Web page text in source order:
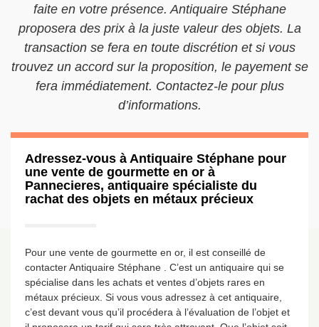
faite en votre présence. Antiquaire Stéphane
proposera des prix à la juste valeur des objets. La
transaction se fera en toute discrétion et si vous
trouvez un accord sur la proposition, le payement se
fera immédiatement. Contactez-le pour plus
d’informations.
Adressez-vous à Antiquaire Stéphane pour
une vente de gourmette en or à
Pannecieres, antiquaire spécialiste du
rachat des objets en métaux précieux
Pour une vente de gourmette en or, il est conseillé de
contacter Antiquaire Stéphane . C’est un antiquaire qui se
spécialise dans les achats et ventes d’objets rares en
métaux précieux. Si vous vous adressez à cet antiquaire,
c’est devant vous qu’il procédera à l’évaluation de l’objet et